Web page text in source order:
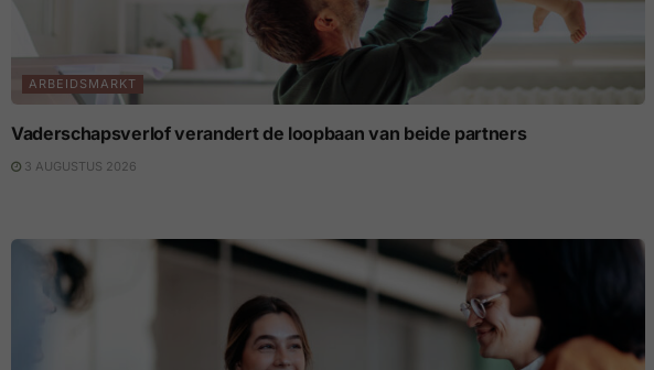
ARBEIDSMARKT
Vaderschapsverlof verandert de loopbaan van beide partners
3 AUGUSTUS 2026